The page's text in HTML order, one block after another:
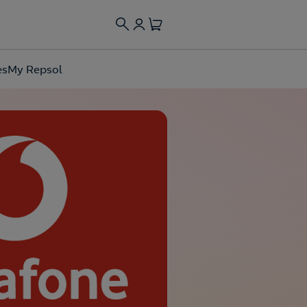
My Repsol